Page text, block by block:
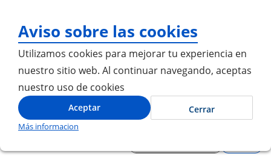
Aviso sobre las cookies
Utilizamos cookies para mejorar tu experiencia en
nuestro sitio web. Al continuar navegando, aceptas
nuestro uso de cookies
Aceptar Cerrar
Más informacion
Inicio SCANIA BUS S SERIE F